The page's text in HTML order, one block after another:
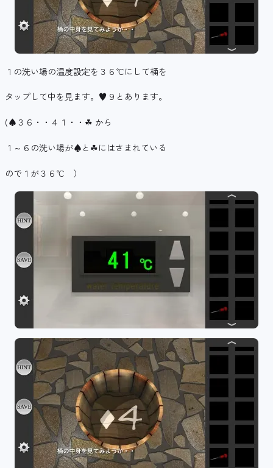
１の洗い場の温度設定を３６℃にして桶を
タップして中を見ます。♥９とあります。
(♠３６・・４１・・☘ から
１～６の洗い場が♠と☘にはさまれている
ので１が３６℃ ）